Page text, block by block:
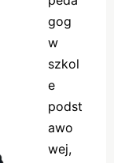
gog
w
szkol
e
podst
awo
wej,